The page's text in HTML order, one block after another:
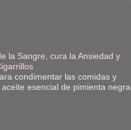
la Sangre, cura la Ansiedad y
condimentar las comidas y
esencial de pimienta negra